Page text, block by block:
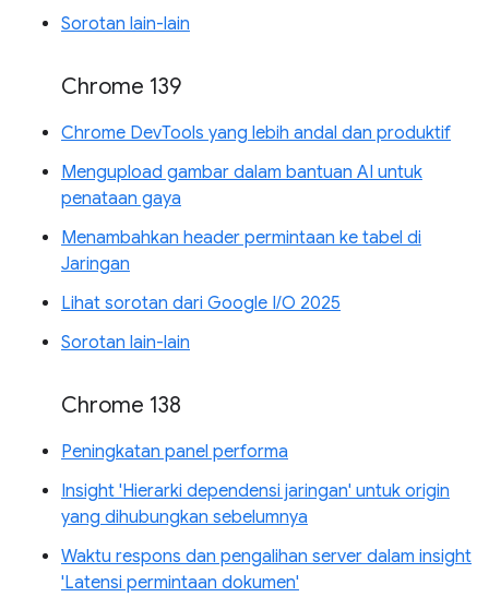
Sorotan lain-lain
Chrome 139
Chrome DevTools yang lebih andal dan produktif
Mengupload gambar dalam bantuan AI untuk
penataan gaya
Menambahkan header permintaan ke tabel di
Jaringan
Lihat sorotan dari Google I/O 2025
Sorotan lain-lain
Chrome 138
Peningkatan panel performa
Insight 'Hierarki dependensi jaringan' untuk origin
yang dihubungkan sebelumnya
Waktu respons dan pengalihan server dalam insight
'Latensi permintaan dokumen'